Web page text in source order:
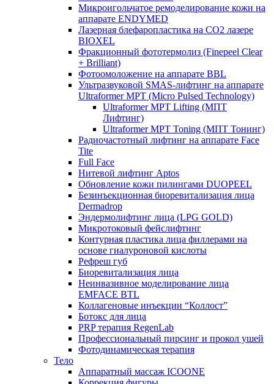
Микроигольчатое ремоделирование кожи на
аппарате ENDYMED
Лазерная блефаропластика на CO2 лазере
BIOXEL
Фракционный фототермолиз (Finepeel Clear
+ Brilliant)
Фотоомоложение на аппарате BBL
Ультразвуковой SMAS-лифтинг на аппарате
Ultraformer MPT (Micro Pulsed Technology)
Ultraformer MPT Lifting (МПТ
Лифтинг)
Ultraformer MPT Toning (МПТ Тонинг)
Радиочастотный лифтинг на аппарате Face
Tite
Full Face
Нитевой лифтинг Aptos
Обновление кожи пилингами DUOPEEL
Безинъекционная биоревитализация лица
Dermadrop
Эндермолифтинг лица (LPG GOLD)
Микротоковый фейслифтинг
Контурная пластика лица филлерами на
основе гиалуроновой кислоты
Рефреш губ
Биоревитализация лица
Неинвазивное моделирование лица
EMFACE BTL
Коллагеновые инъекции “Коллост”
Ботокс для лица
PRP терапия RegenLab
Профессиональный пирсинг и прокол ушей
Фотодинамическая терапия
Тело
Аппаратный массаж ICOONE